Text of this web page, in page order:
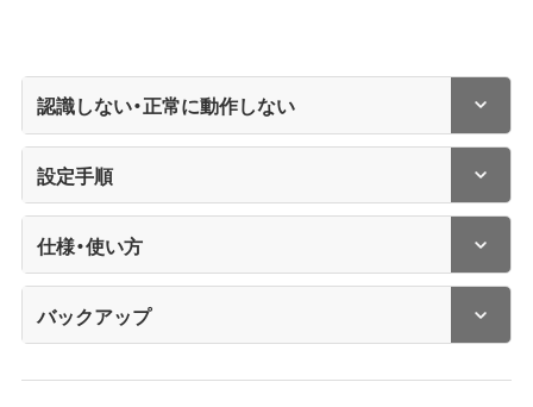
認識しない・正常に動作しない
設定手順
仕様・使い方
バックアップ